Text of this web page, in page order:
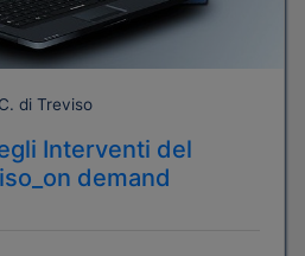
di Treviso
Interventi del
demand